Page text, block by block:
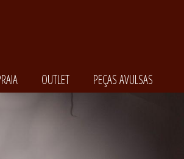
OUTLET PEÇAS AVULSAS